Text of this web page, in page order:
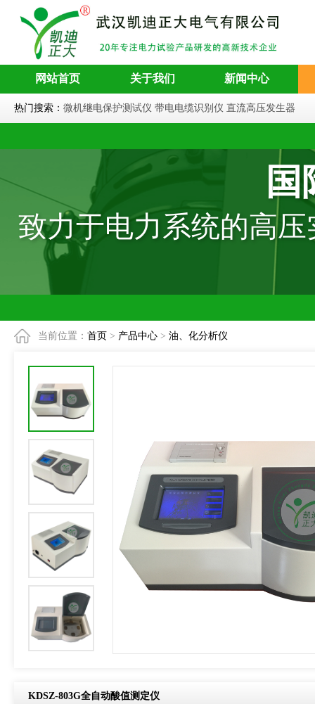
网站首页 关于我们 新闻中心
热门搜索： 微机继电保护测试仪 带电电缆识别仪 直流高压发生器
致力于电力系统的高
当前位置： 首页 > 产品中心 > 油、化分析仪
KDSZ-803G全自动酸值测定仪